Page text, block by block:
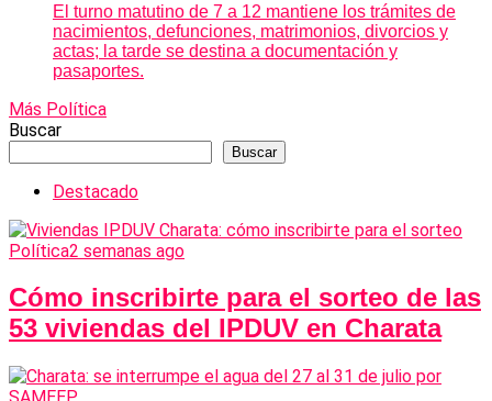
El turno matutino de 7 a 12 mantiene los trámites de
nacimientos, defunciones, matrimonios, divorcios y
actas; la tarde se destina a documentación y
pasaportes.
Más Política
Buscar
Buscar
Destacado
Política2 semanas ago
Cómo inscribirte para el sorteo de las
53 viviendas del IPDUV en Charata